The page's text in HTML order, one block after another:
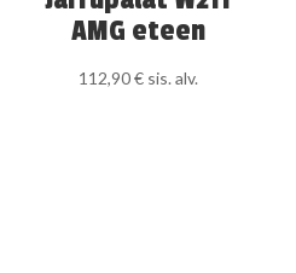
AMG eteen
112,90€ sis. alv.